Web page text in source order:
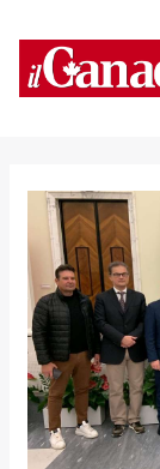
contenuto
articoli